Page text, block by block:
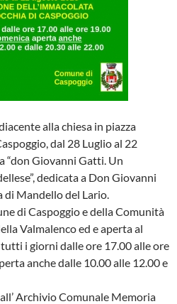
alla chiesa in piazza
dal 28 Luglio al 22
“don Giovanni Gatti. Un
dedicata a Don Giovanni
Mandello del Lario.
di Caspoggio e della Comunità
Valmalenco ed e aperta al
i giorni dalle ore 17.00 alle ore
anche dalle 10.00 alle 12.00 e
Archivio Comunale Memoria